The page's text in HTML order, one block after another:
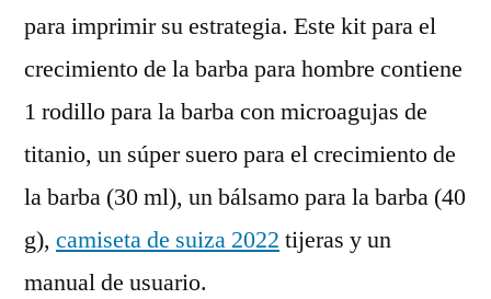
para imprimir su estrategia. Este kit para el
crecimiento de la barba para hombre contiene
1 rodillo para la barba con microagujas de
titanio, un súper suero para el crecimiento de
la barba (30 ml), un bálsamo para la barba (40
g), camiseta de suiza 2022 tijeras y un
manual de usuario.